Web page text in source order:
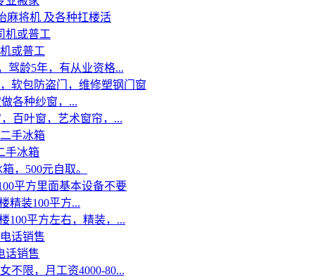
麻将机 及各种扛楼活
或普工
驾龄5年，有从业资格...
各种纱窗，...
百叶窗，艺术窗帘，...
手冰箱
，500元自取。
精装100平方...
100平方左右，精装，...
话销售
不限，月工资4000-80...